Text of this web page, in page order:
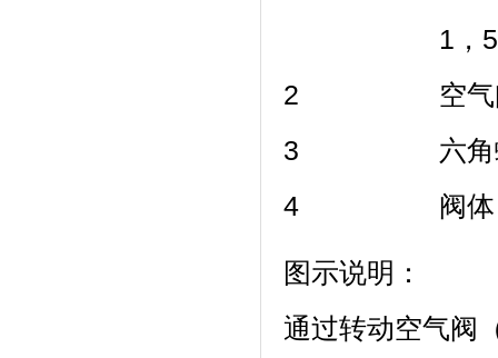
1，5用
2 空气
3 六角螺
4 阀体
图示说明：
通过转动空气阀